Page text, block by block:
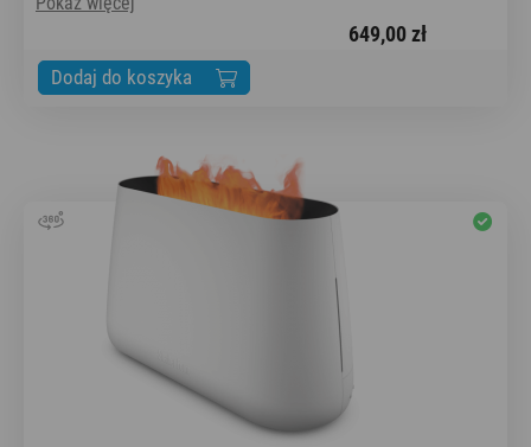
649,00 zł
Dodaj do koszyka